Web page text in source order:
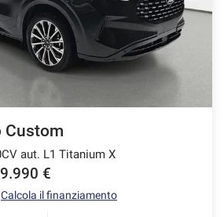
Custom
aut. L1 Titanium X
€
Calcola il finanziamento